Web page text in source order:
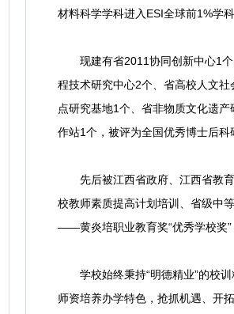
材料科学学科进入ESI全球前1%学
现建有省2011协同创新中心1个
程技术研究中心2个、省高校人文
点研究基地1个、省非物质文化遗
作站1个，被评为全国优秀博士后科
先后被江西省政府、江西省教育
校教师素质提高计划培训、省级中
——黄炎培职业教育奖“优秀学校奖”
学校始终秉持“明德精业”的校训
师资培养办学特色，抢抓机遇、开